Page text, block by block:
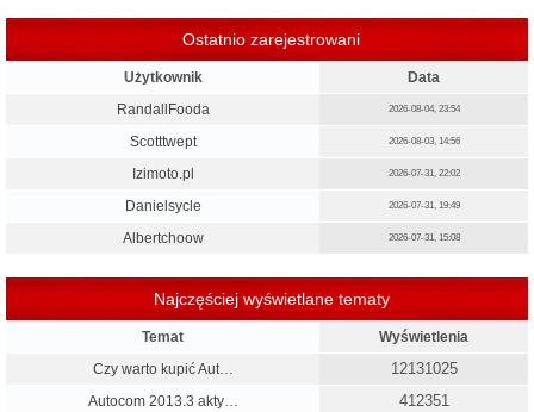
Ostatnio zarejestrowani
Użytkownik
Data
RandallFooda
2026-08-04, 23:54
Scotttwept 2026-08-03, 14:56
Izimoto.pl 2026-07-31, 22:02
Danielsycle 2026-07-31, 19:49
Albertchoow 2026-07-31, 15:08
Najczęściej wyświetlane tematy
Temat
Wyświetlenia
Czy warto kupić Aut…
12131025
Autocom 2013.3 akty… 412351